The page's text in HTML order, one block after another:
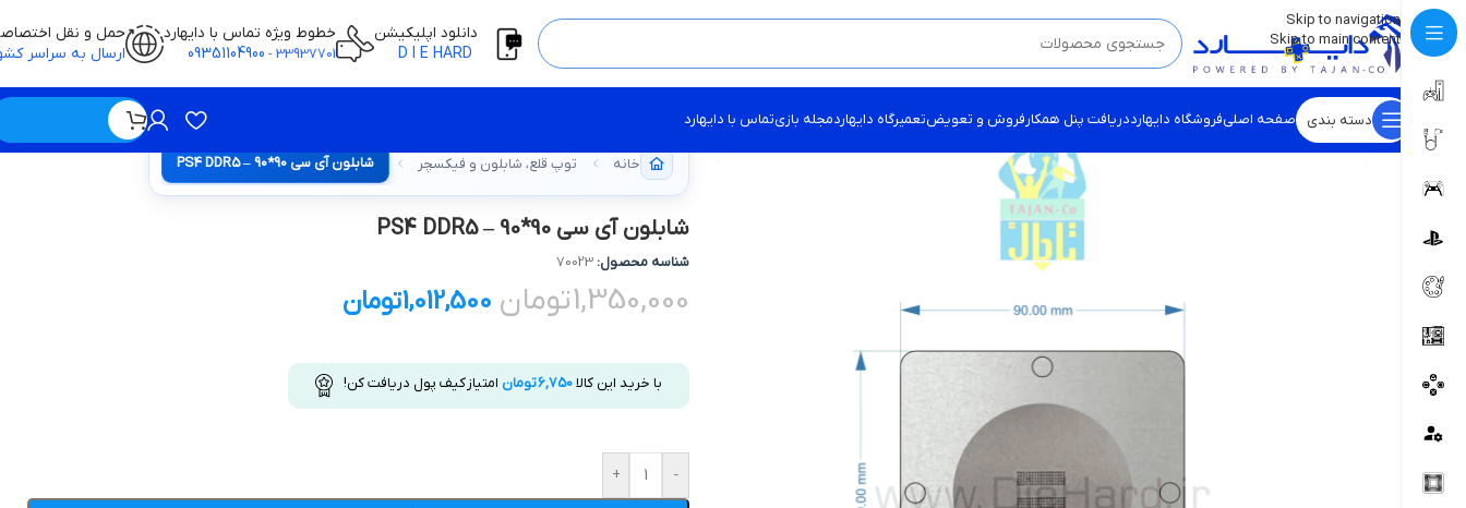
Skip to navigation
Skip to main content
💡برچسب و اسکین کنسول ها بروز شد . . . اینجا کیک کن !
دانلود اپلیکیشن
خطوط ویژه تماس با دایهارد
33937701
-
09351104900
حمل و نقل
ارسال به سراسر
دسته بندی صفحه اصلیفروشگاه دایهارددریافت پنل همکارفروش و تعویضتعمیرگاه دایهاردمجله بازیتماس با دایهارد
خانه توپ قلع، شابلون و فیکسچر شابلون آی سی 90*90 – PS4 DDR5
شابلون آی سی 90*90 – PS4 DDR5
شناسه محصول: 70023
1,350,000تومان 1,012,500تومان
با خرید این کالا6,750تومان امتیاز کیف پول دریافت کن!
-
+